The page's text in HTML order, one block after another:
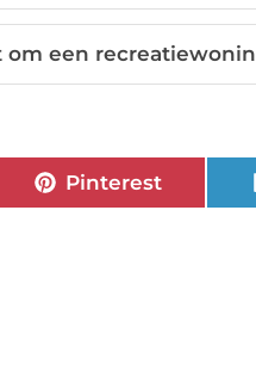
een
Pinterest